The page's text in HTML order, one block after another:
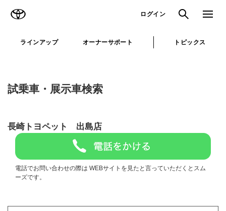
ログイン 検索 メニュ
ラインアップ オーナーサポート トピックス
試乗車・展示車検索
長崎トヨペット 出島店
電話でお問い合わせの際は WEBサイトを見たと言っていただくとスム
ーズです。